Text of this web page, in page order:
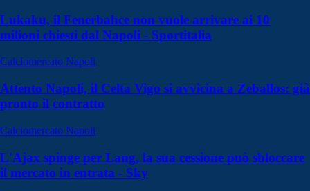
Lukaku, il Fenerbahce non vuole arrivare ai 10
milioni chiesti dal Napoli - Sportitalia
Calciomercato Napoli
Attento Napoli, il Celta Vigo si avvicina a Zeballos: già
pronto il contratto
Calciomercato Napoli
L'Ajax spinge per Lang, la sua cessione può sbloccare
il mercato in entrata - Sky